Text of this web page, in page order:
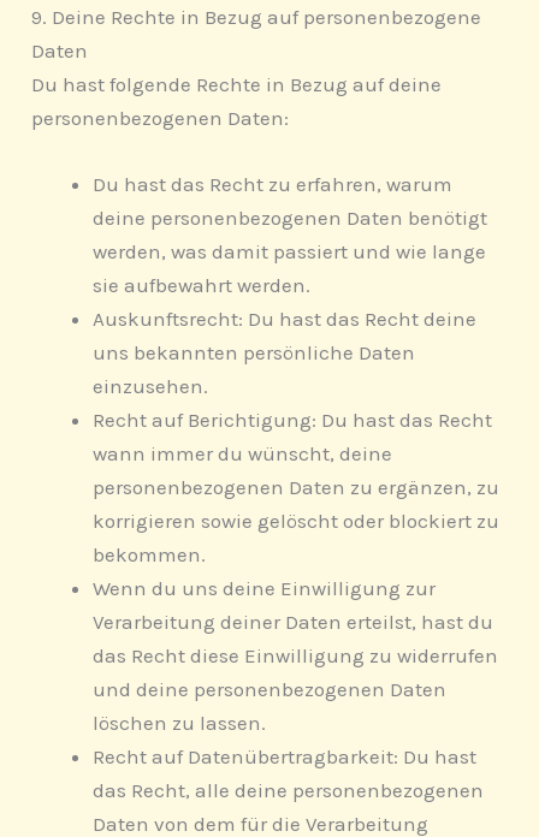
9. Deine Rechte in Bezug auf personenbezogene
Daten
Du hast folgende Rechte in Bezug auf deine
personenbezogenen Daten:
Du hast das Recht zu erfahren, warum
deine personenbezogenen Daten benötigt
werden, was damit passiert und wie lange
sie aufbewahrt werden.
Auskunftsrecht: Du hast das Recht deine
uns bekannten persönliche Daten
einzusehen.
Recht auf Berichtigung: Du hast das Recht
wann immer du wünscht, deine
personenbezogenen Daten zu ergänzen, zu
korrigieren sowie gelöscht oder blockiert zu
bekommen.
Wenn du uns deine Einwilligung zur
Verarbeitung deiner Daten erteilst, hast du
das Recht diese Einwilligung zu widerrufen
und deine personenbezogenen Daten
löschen zu lassen.
Recht auf Datenübertragbarkeit: Du hast
das Recht, alle deine personenbezogenen
Daten von dem für die Verarbeitung